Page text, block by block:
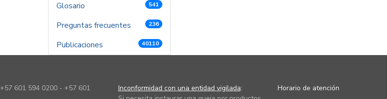
Glosario 541
Preguntas frecuentes 236
Publicaciones 40110
+57 601 594 0200 - +57 601
Inconformidad con una entidad vigilada:
Horario de atención